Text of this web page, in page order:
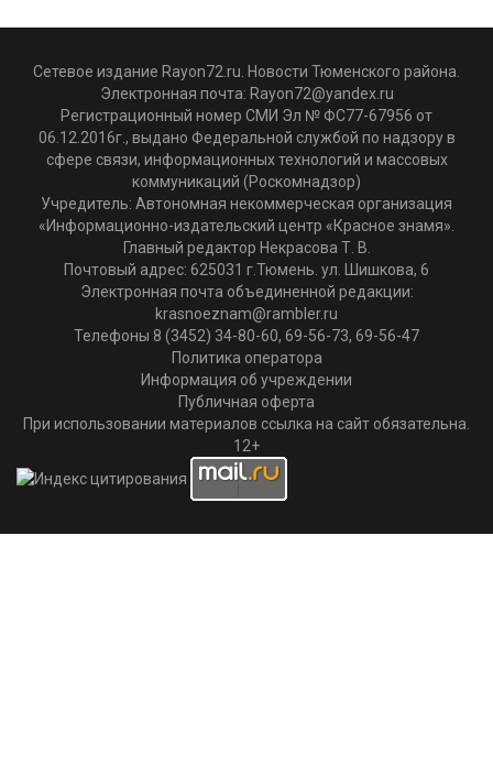
Сетевое издание Rayon72.ru. Новости Тюменского района.
Электронная почта: Rayon72@yandex.ru
Регистрационный номер СМИ Эл № ФС77-67956 от
06.12.2016г., выдано Федеральной службой по надзору в
сфере связи, информационных технологий и массовых
коммуникаций (Роскомнадзор)
Учредитель: Автономная некоммерческая организация
«Информационно-издательский центр «Красное знамя».
Главный редактор Некрасова Т. В.
Почтовый адрес: 625031 г.Тюмень. ул. Шишкова, 6
Электронная почта объединенной редакции:
krasnoeznam@rambler.ru
Телефоны 8 (3452) 34-80-60, 69-56-73, 69-56-47
Политика оператора
Информация об учреждении
Публичная оферта
При использовании материалов ссылка на сайт обязательна.
12+